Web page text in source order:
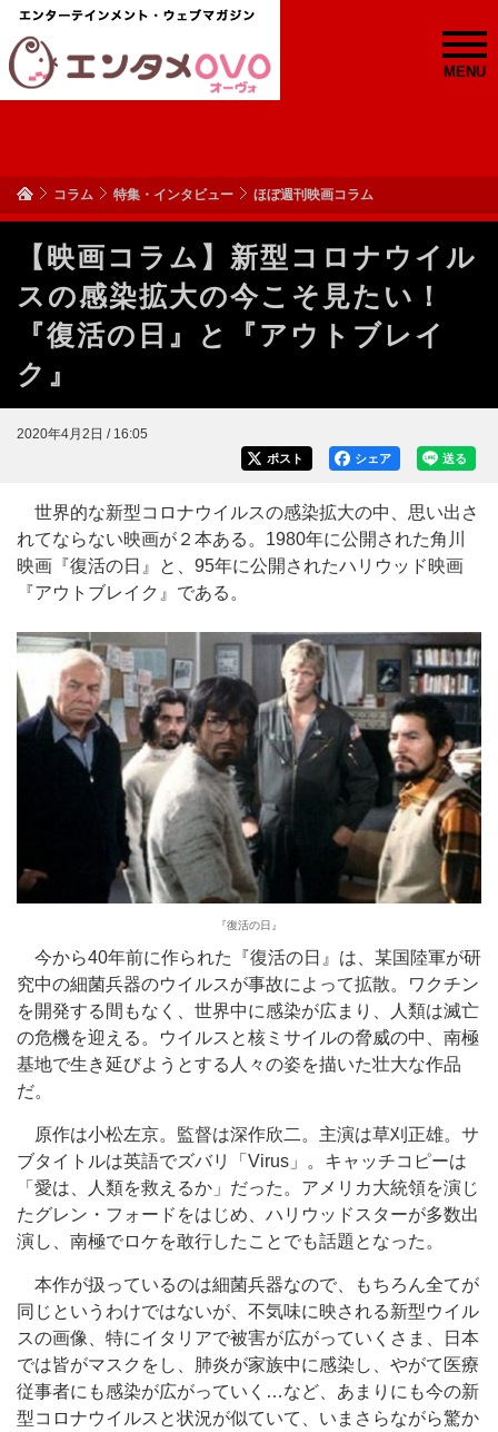
MENU
コラム 特集・インタビュー ほぼ週刊映画コラム
【映画コラム】新型コロナウイル
スの感染拡大の今こそ見たい！
『復活の日』と『アウトブレイ
ク』
2020年4月2日 / 16:05
送る
シェア
ポスト
世界的な新型コロナウイルスの感染拡大の中、思い出さ
れてならない映画が２本ある。1980年に公開された角川
映画『復活の日』と、95年に公開されたハリウッド映画
『アウトブレイク』である。
『復活の日』
今から40年前に作られた『復活の日』は、某国陸軍が研
究中の細菌兵器のウイルスが事故によって拡散。ワクチン
を開発する間もなく、世界中に感染が広まり、人類は滅亡
の危機を迎える。ウイルスと核ミサイルの脅威の中、南極
基地で生き延びようとする人々の姿を描いた壮大な作品
だ。
原作は小松左京。監督は深作欣二。主演は草刈正雄。サ
ブタイトルは英語でズバリ「Virus」。キャッチコピーは
「愛は、人類を救えるか」だった。アメリカ大統領を演じ
たグレン・フォードをはじめ、ハリウッドスターが多数出
演し、南極でロケを敢行したことでも話題となった。
本作が扱っているのは細菌兵器なので、もちろん全てが
同じというわけではないが、不気味に映される新型ウイル
スの画像、特にイタリアで被害が広がっていくさま、日本
では皆がマスクをし、肺炎が家族中に感染し、やがて医療
従事者にも感染が広がっていく…など、あまりにも今の新
型コロナウイルスと状況が似ていて、いまさらながら驚か